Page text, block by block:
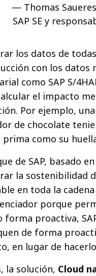
Thomas
SAP SE y
los datos de
con los datos
como SAP S/
el impacto
Por ejemplo,
de chocolate
como su
de SAP, basado
la sostenibilidad
en toda la
porque
forma proactiva,
de forma
en lugar de
la solución, Cloud